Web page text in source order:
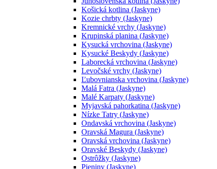
Košická kotlina (Jaskyne)
Kozie chrbty (Jaskyne)
Kremnické vrchy (Jaskyne)
Krupinská planina (Jaskyne)
Kysucká vrchovina (Jaskyne)
Kysucké Beskydy (Jaskyne)
Laborecká vrchovina (Jaskyne)
Levočské vrchy (Jaskyne)
Ľubovnianska vrchovina (Jaskyne)
Malá Fatra (Jaskyne)
Malé Karpaty (Jaskyne)
Myjavská pahorkatina (Jaskyne)
Nízke Tatry (Jaskyne)
Ondavská vrchovina (Jaskyne)
Oravská Magura (Jaskyne)
Oravská vrchovina (Jaskyne)
Oravské Beskydy (Jaskyne)
Ostrôžky (Jaskyne)
Pieniny (Jaskyne)